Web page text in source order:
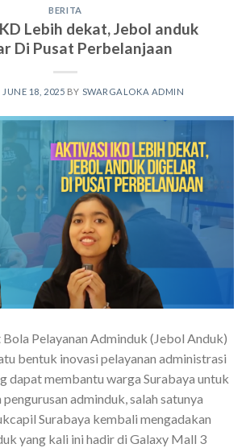
BERITA
Lebih dekat, Jebol anduk
Di Pusat Perbelanjaan
JUNE 18, 2025 BY SWARGALOKA ADMIN
Bola Pelayanan Adminduk (Jebol Anduk)
bentuk inovasi pelayanan administrasi
dapat membantu warga Surabaya untuk
adminduk, salah satunya
Surabaya kembali mengadakan
yang kali ini hadir di Galaxy Mall 3